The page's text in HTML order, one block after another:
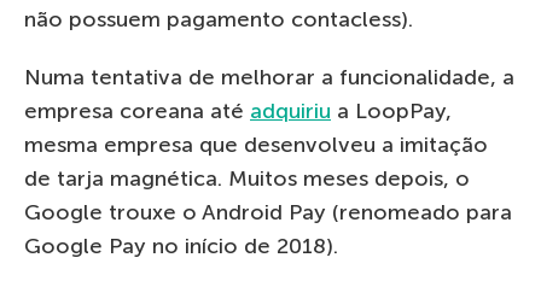
não possuem pagamento contacless).
Numa tentativa de melhorar a funcionalidade, a
empresa coreana até adquiriu a LoopPay,
mesma empresa que desenvolveu a imitação
de tarja magnética. Muitos meses depois, o
Google trouxe o Android Pay (renomeado para
Google Pay no início de 2018).